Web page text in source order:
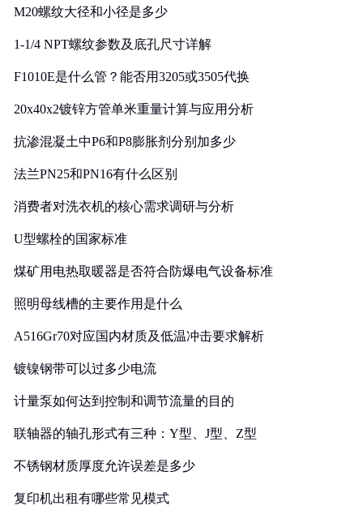
M20螺纹大径和小径是多少
1-1/4 NPT螺纹参数及底孔尺寸详解
F1010E是什么管？能否用3205或3505代换
20x40x2镀锌方管单米重量计算与应用分析
抗渗混凝土中P6和P8膨胀剂分别加多少
法兰PN25和PN16有什么区别
消费者对洗衣机的核心需求调研与分析
U型螺栓的国家标准
煤矿用电热取暖器是否符合防爆电气设备标准
照明母线槽的主要作用是什么
A516Gr70对应国内材质及低温冲击要求解析
镀镍钢带可以过多少电流
计量泵如何达到控制和调节流量的目的
联轴器的轴孔形式有三种：Y型、J型、Z型
不锈钢材质厚度允许误差是多少
复印机出租有哪些常见模式